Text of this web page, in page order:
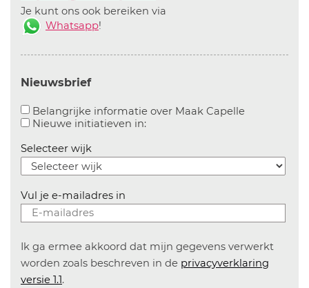
Je kunt ons ook bereiken via
Whatsapp!
Nieuwsbrief
Belangrijke informatie over Maak CapelleAanvinken
Nieuwe initiatieven in:Aanvinken om informatie over
Selecteer wijk
Vul je e-mailadres in
Ik ga ermee akkoord dat mijn gegevens verwerkt
worden zoals beschreven in de privacyverklaring
versie 1.1.